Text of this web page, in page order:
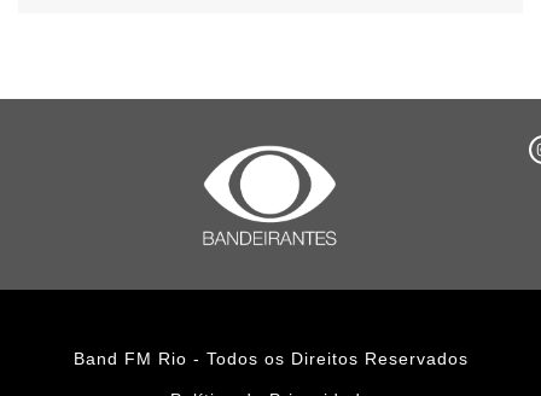
Band FM Rio - Todos os Direitos Reservados